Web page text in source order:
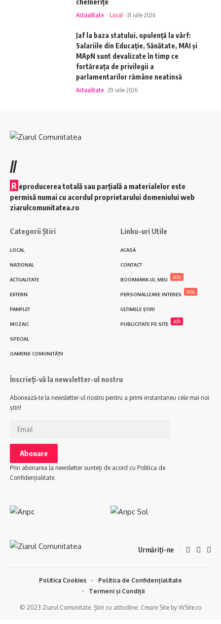
chelnerițe
Actualitate Local 31 iulie 2026
Jaf la baza statului, opulență la vârf:
Salariile din Educație, Sănătate, MAI și
MApN sunt devalizate în timp ce
fortăreața de privilegii a
parlamentarilor rămâne neatinsă
Actualitate 29 iulie 2026
//
R eproducerea totală sau parțială a materialelor este
permisă numai cu acordul proprietarului domeniului web
ziarulcomunitatea.ro
Categorii Știri
LOCAL
NAȚIONAL
ACTUALITATE
EXTERN
PAMFLET
MOZAIC
SPECIAL
OAMENII COMUNITĂȚII
Linku-uri Utile
ACASĂ
CONTACT
BOOKMARK-UL MEU nou
PERSONALIZARE INTERES nou
ULTIMELE ȘTIRI
PUBLICITATE PE SITE ads
Înscrieți-vă la newsletter-ul nostru
Abonează-te la newsletter-ul nostru pentru a primi instantaneu cele mai noi
știri!
Prin abonarea la newsletter sunteți de acord cu Politica de
Confidențialitate.
Urmăriți-ne
© 2023 Ziarul Comunitate. Știri cu atitudine. Creare Site by WSite.ro
Politica Cookies
Politica de Confidențialitate
Termeni și Condiții